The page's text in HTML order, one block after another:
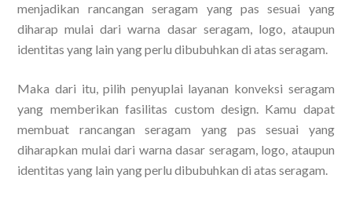
menjadikan rancangan seragam yang pas sesuai yang
diharap mulai dari warna dasar seragam, logo, ataupun
identitas yang lain yang perlu dibubuhkan di atas seragam.
Maka dari itu, pilih penyuplai layanan konveksi seragam
yang memberikan fasilitas custom design. Kamu dapat
membuat rancangan seragam yang pas sesuai yang
diharapkan mulai dari warna dasar seragam, logo, ataupun
identitas yang lain yang perlu dibubuhkan di atas seragam.